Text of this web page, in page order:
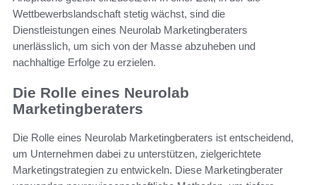
Wettbewerbslandschaft stetig wächst, sind die
Dienstleistungen eines Neurolab Marketingberaters
unerlässlich, um sich von der Masse abzuheben und
nachhaltige Erfolge zu erzielen.
Die Rolle eines Neurolab
Marketingberaters
Die Rolle eines Neurolab Marketingberaters ist entscheidend,
um Unternehmen dabei zu unterstützen, zielgerichtete
Marketingstrategien zu entwickeln. Diese Marketingberater